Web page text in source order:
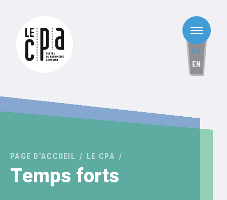
FR
EN
PAGE D'ACCUEIL LE CPA
Temps forts